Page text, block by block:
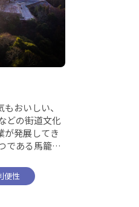
おいしい、
が発展してき
である馬籠宿